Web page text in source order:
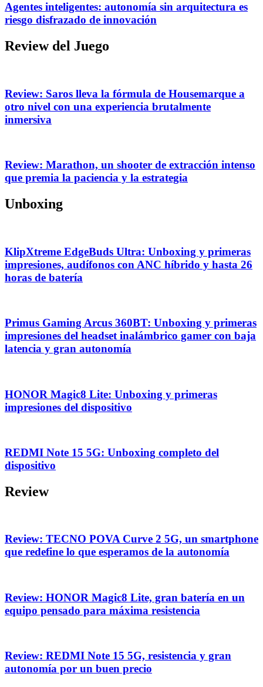
Agentes inteligentes: autonomía sin arquitectura es
riesgo disfrazado de innovación
Review del Juego
Review: Saros lleva la fórmula de Housemarque a
otro nivel con una experiencia brutalmente
inmersiva
Review: Marathon, un shooter de extracción intenso
que premia la paciencia y la estrategia
Unboxing
KlipXtreme EdgeBuds Ultra: Unboxing y primeras
impresiones, audífonos con ANC híbrido y hasta 26
horas de batería
Primus Gaming Arcus 360BT: Unboxing y primeras
impresiones del headset inalámbrico gamer con baja
latencia y gran autonomía
HONOR Magic8 Lite: Unboxing y primeras
impresiones del dispositivo
REDMI Note 15 5G: Unboxing completo del
dispositivo
Review
Review: TECNO POVA Curve 2 5G, un smartphone
que redefine lo que esperamos de la autonomía
Review: HONOR Magic8 Lite, gran batería en un
equipo pensado para máxima resistencia
Review: REDMI Note 15 5G, resistencia y gran
autonomía por un buen precio